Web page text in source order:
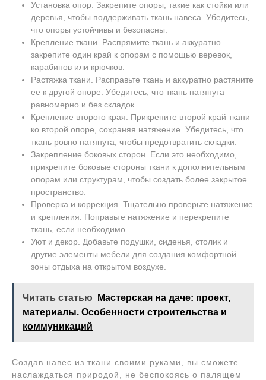
Установка опор. Закрепите опоры, такие как стойки или
деревья, чтобы поддерживать ткань навеса. Убедитесь,
что опоры устойчивы и безопасны.
Крепление ткани. Распрямите ткань и аккуратно
закрепите один край к опорам с помощью веревок,
карабинов или крючков.
Растяжка ткани. Расправьте ткань и аккуратно растяните
ее к другой опоре. Убедитесь, что ткань натянута
равномерно и без складок.
Крепление второго края. Прикрепите второй край ткани
ко второй опоре, сохраняя натяжение. Убедитесь, что
ткань ровно натянута, чтобы предотвратить складки.
Закрепление боковых сторон. Если это необходимо,
прикрепите боковые стороны ткани к дополнительным
опорам или структурам, чтобы создать более закрытое
пространство.
Проверка и коррекция. Тщательно проверьте натяжение
и крепления. Поправьте натяжение и перекрепите
ткань, если необходимо.
Уют и декор. Добавьте подушки, сиденья, столик и
другие элементы мебели для создания комфортной
зоны отдыха на открытом воздухе.
Читать статью
Мастерская на даче: проект,
материалы. Особенности строительства и
коммуникаций
Создав навес из ткани своими руками, вы сможете
наслаждаться природой, не беспокоясь о палящем